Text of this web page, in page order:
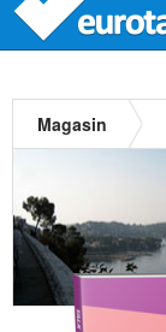
Magasin